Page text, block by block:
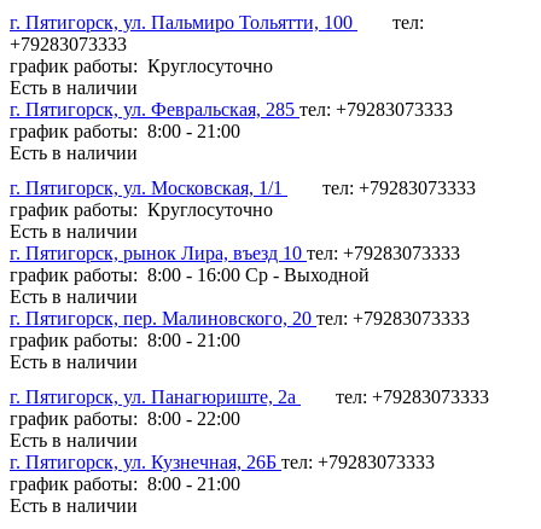
г. Пятигорск, ул. Пальмиро Тольятти, 100
тел:
+79283073333
график работы: Круглосуточно
Есть в наличии
г. Пятигорск, ул. Февральская, 285 тел: +79283073333
график работы: 8:00 - 21:00
Есть в наличии
г. Пятигорск, ул. Московская, 1/1
тел: +79283073333
график работы: Круглосуточно
Есть в наличии
г. Пятигорск, рынок Лира, въезд 10 тел: +79283073333
график работы: 8:00 - 16:00 Ср - Выходной
Есть в наличии
г. Пятигорск, пер. Малиновского, 20 тел: +79283073333
график работы: 8:00 - 21:00
Есть в наличии
г. Пятигорск, ул. Панагюриште, 2а
тел: +79283073333
график работы: 8:00 - 22:00
Есть в наличии
г. Пятигорск, ул. Кузнечная, 26Б тел: +79283073333
график работы: 8:00 - 21:00
Есть в наличии